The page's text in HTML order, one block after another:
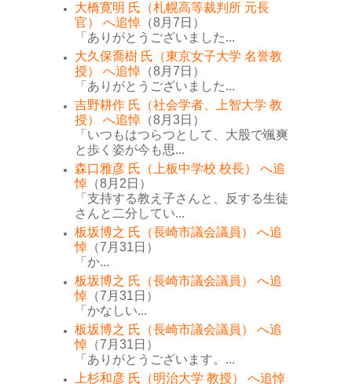
大橋寛明 氏（札幌高等裁判所 元長
官） へ追悼 （8月7日）
「ありがとうございました...
大久保喬樹 氏（東京女子大学 名誉教
授） へ追悼 （8月7日）
「ありがとうございました...
吉野耕作 氏（社会学者、上智大学 教
授） へ追悼 （8月3日）
「いつもはつらつとして、大股で颯爽
と歩く姿が今も思...
森口雅彦 氏（上板中学校 校長） へ追
悼 （8月2日）
「支持する教え子さんと、反する生徒
さんと二分してい...
板坂博之 氏（長崎市議会議員） へ追
悼 （7月31日）
「か...
板坂博之 氏（長崎市議会議員） へ追
悼 （7月31日）
「かなしい...
板坂博之 氏（長崎市議会議員） へ追
悼 （7月31日）
「ありがとうございます。...
上杉和彦 氏（明治大学 教授） へ追悼